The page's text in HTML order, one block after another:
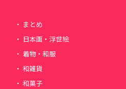
まとめ
日本画・浮世絵
着物・和服
和雑貨
和菓子